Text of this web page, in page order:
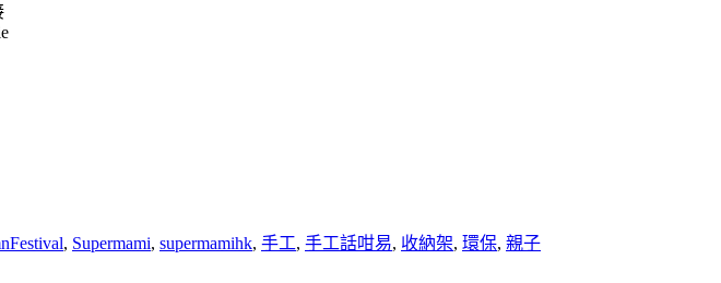
, Supermami, supermamihk, 手工, 手工話咁易, 收納架, 環保, 親子